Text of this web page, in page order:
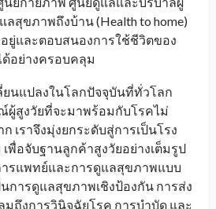
ลสุขภาพถึงบ้าน (Health to home)
ยู่และตอบสนองการใช้ชีวิตของ
อย่างครอบคลุม
ยนแปลงในโลกปัจจุบันที่ทั่วโลก
ผู้สูงวัยที่จะมาพร้อมกับโรคไม่
เราจึงมุ่งยกระดับสู่การเป็นโรง
พื่อจับฐานลูกค้าสูงวัยอย่างเต็มรูป
ารแพทย์และการดูแลสุขภาพแบบ
การดูแลสุขภาพเชิงป้องกัน การส่ง
ถึงการวินิจฉัยโรค การบําบัด และ